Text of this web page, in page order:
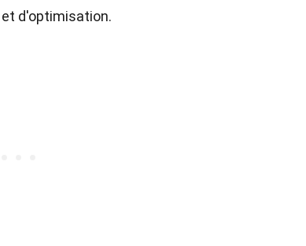
d'optimisation.